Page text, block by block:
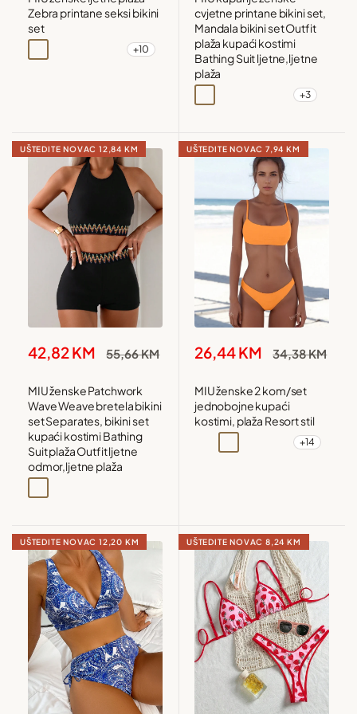
Zebra printane seksi bikini
set
Crna i bijela
Višebojna1
+10
cvjetne printane bikini set,
Mandala bikini set Outfit
plaža kupaći kostimi
Bathing Suit ljetne,ljetne
plaža
VišebojnaVišebojna1
+3
UŠTEDITE NOVAC12,84 KM
Snižena
cijena
42,82 KM Redovna
cijena
55,66 KM
MIU ženske Patchwork
Wave Weave bretela bikini
set Separates, bikini set
kupaći kostimi Bathing
Suit plaža Outfit ljetne
odmor,ljetne plaža
UŠTEDITE NOVAC7,94 KM
Snižena
cijena
26,44 KM Redovna
cijena
34,38 KM
MIU ženske 2 kom/set
jednobojne kupaći
kostimi, plaža Resort stil
Bordo+14
UŠTEDITE NOVAC12,20 KM UŠTEDITE NOVAC8,24 KM